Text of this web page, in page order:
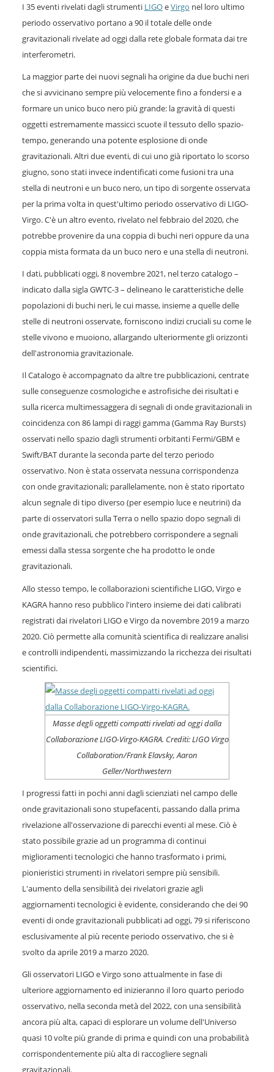
I 35 eventi rivelati dagli strumenti LIGOeVirgo nel loro ultimo
periodo osservativo portano a 90 il totale delle onde
gravitazionali rivelate ad oggi dalla rete globale formata dai tre
interferometri.
La maggior parte dei nuovi segnali ha origine da due buchi neri
che si avvicinano sempre più velocemente fino a fondersi e a
formare un unico buco nero più grande: la gravità di questi
oggetti estremamente massicci scuote il tessuto dello spazio-
tempo, generando una potente esplosione di onde
gravitazionali. Altri due eventi, di cui uno già riportato lo scorso
giugno, sono stati invece indentificati come fusioni tra una
stella di neutroni e un buco nero, un tipo di sorgente osservata
per la prima volta in quest'ultimo periodo osservativo di LIGO-
Virgo. C'è un altro evento, rivelato nel febbraio del 2020, che
potrebbe provenire da una coppia di buchi neri oppure da una
coppia mista formata da un buco nero e una stella di neutroni.
I dati, pubblicati oggi, 8 novembre 2021, nel terzo catalogo –
indicato dalla sigla GWTC-3 – delineano le caratteristiche delle
popolazioni di buchi neri, le cui masse, insieme a quelle delle
stelle di neutroni osservate, forniscono indizi cruciali su come le
stelle vivono e muoiono, allargando ulteriormente gli orizzonti
dell'astronomia gravitazionale.
Il Catalogo è accompagnato da altre tre pubblicazioni, centrate
sulle conseguenze cosmologiche e astrofisiche dei risultati e
sulla ricerca multimessaggera di segnali di onde gravitazionali in
coincidenza con 86 lampi di raggi gamma (Gamma Ray Bursts)
osservati nello spazio dagli strumenti orbitanti Fermi/GBM e
Swift/BAT durante la seconda parte del terzo periodo
osservativo. Non è stata osservata nessuna corrispondenza
con onde gravitazionali; parallelamente, non è stato riportato
alcun segnale di tipo diverso (per esempio luce e neutrini) da
parte di osservatori sulla Terra o nello spazio dopo segnali di
onde gravitazionali, che potrebbero corrispondere a segnali
emessi dalla stessa sorgente che ha prodotto le onde
gravitazionali.
Allo stesso tempo, le collaborazioni scientifiche LIGO, Virgo e
KAGRA hanno reso pubblico l'intero insieme dei dati calibrati
registrati dai rivelatori LIGO e Virgo da novembre 2019 a marzo
2020. Ciò permette alla comunità scientifica di realizzare analisi
e controlli indipendenti, massimizzando la ricchezza dei risultati
scientifici.
Masse degli oggetti compatti rivelati ad oggi dalla
Collaborazione LIGO-Virgo-KAGRA. Crediti: LIGO Virgo
Collaboration/Frank Elavsky, Aaron
Geller/Northwestern
I progressi fatti in pochi anni dagli scienziati nel campo delle
onde gravitazionali sono stupefacenti, passando dalla prima
rivelazione all'osservazione di parecchi eventi al mese. Ciò è
stato possibile grazie ad un programma di continui
miglioramenti tecnologici che hanno trasformato i primi,
pionieristici strumenti in rivelatori sempre più sensibili.
L'aumento della sensibilità dei rivelatori grazie agli
aggiornamenti tecnologici è evidente, considerando che dei 90
eventi di onde gravitazionali pubblicati ad oggi, 79 si riferiscono
esclusivamente al più recente periodo osservativo, che si è
svolto da aprile 2019 a marzo 2020.
Gli osservatori LIGO e Virgo sono attualmente in fase di
ulteriore aggiornamento ed inizieranno il loro quarto periodo
osservativo, nella seconda metà del 2022, con una sensibilità
ancora più alta, capaci di esplorare un volume dell'Universo
quasi 10 volte più grande di prima e quindi con una probabilità
corrispondentemente più alta di raccogliere segnali
gravitazionali.